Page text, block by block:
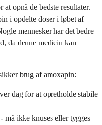
opnå de bedste resultater.
i opdelte doser i løbet af
mennesker har det bedre
da denne medicin kan
brug af amoxapin:
dag for at opretholde stabile
må ikke knuses eller tygges